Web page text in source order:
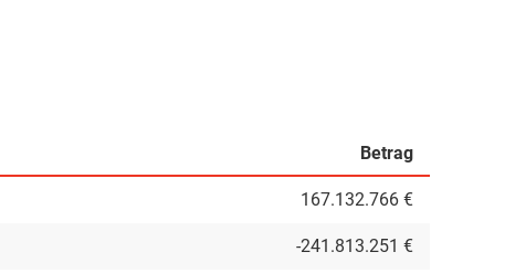
Betrag
167.132.766 €
-241.813.251 €